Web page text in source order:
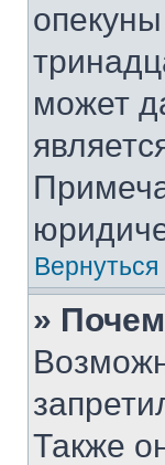
может
»
Также